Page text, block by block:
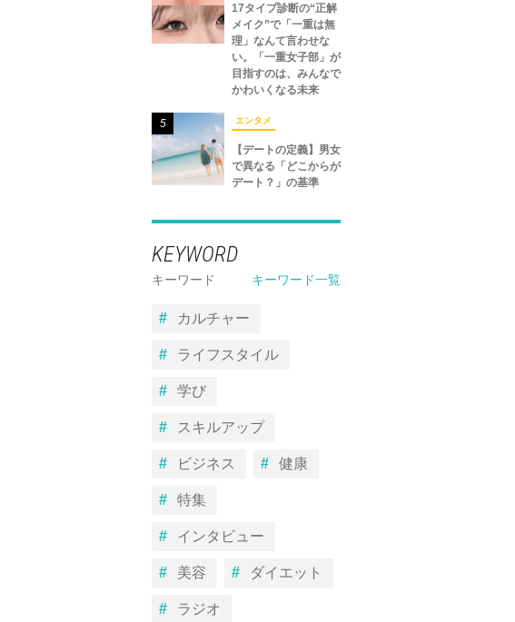
17タイプ診断の“正解
メイク”で「一重は無
理」なんて言わせな
い。「一重女子部」が
目指すのは、みんなで
かわいくなる未来
5 エンタメ
【デートの定義】男女
で異なる「どこからが
デート？」の基準
KEYWORD
キーワード キーワード一覧
カルチャー
ライフスタイル
学び
スキルアップ
ビジネス 健康
特集
インタビュー
美容 ダイエット
ラジオ